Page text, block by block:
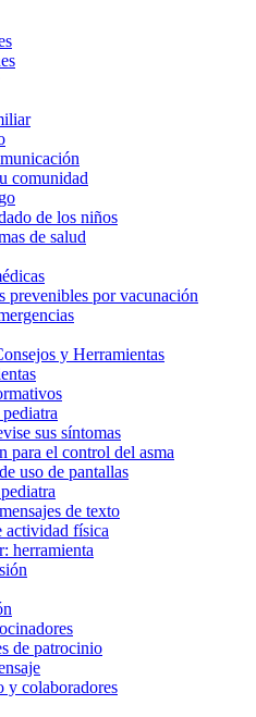
comunidad
de los niños
de salud
prevenibles por vacunación
y Herramientas
sus síntomas
para el control del asma
uso de pantallas
de texto
activida​d física
herramienta
de patrocinio
y colaboradores